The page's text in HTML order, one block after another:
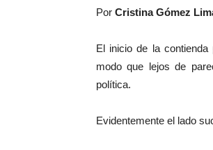
Por Cristina Gómez
El inicio de la
modo que lejos de
política.
Evidentemente el lado